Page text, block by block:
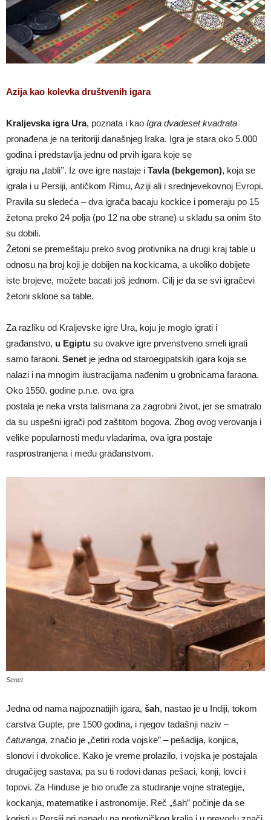
Azija kao kolevka društvenih igara
Kraljevska igra Ura, poznata i kao Igra dvadeset kvadrata
pronađena je na teritoriji današnjeg Iraka. Igra je stara oko 5.000
godina i predstavlja jednu od prvih igara koje se
igraju na „tabli’’. Iz ove igre nastaje i Tavla (bekgemon), koja se
igrala i u Persiji, antičkom Rimu, Aziji ali i srednjevekovnoj Evropi.
Pravila su sledeća – dva igrača bacaju kockice i pomeraju po 15
že­tona preko 24 polja (po 12 na obe strane) u skladu sa onim što
su dobili.
Žetoni se premeštaju preko svog protivnika na drugi kraj table u
odnosu na broj koji je dobijen na kockicama, a ukoliko dobijete
iste brojeve, možete bacati još jednom. Cilj je da se svi igračevi
žetoni sklone sa table.
Za razliku od Kraljevske igre Ura, koju je moglo igrati i
građanstvo, u Egiptu su ovakve igre prvenstveno sme­li igrati
samo faraoni. Senet je jedna od staroegipatskih igara koja se
nalazi i na mnogim ilustracijama nađenim u grobnicama faraona.
Oko 1550. godine p.n.e. ova igra
postala je neka vrsta talismana za zagrobni život, jer se smatralo
da su uspešni igrači pod zaštitom bogova. Zbog ovog verovanja i
velike popularnosti među vladarima, ova igra postaje
rasprostranjena i među građanstvom.
Senet
Jedna od nama najpoznatijih igara, šah, nastao je u Indiji, tokom
carstva Gupte, pre 1500 godina, i njegov tadašnji naziv –
čaturanga, značio je „četiri roda vojske” – pešadija, konjica,
slonovi i dvokolice. Kako je vreme prolazilo, i vojska je postajala
drugačijeg sastava, pa su ti rodovi danas pešaci, konji, lovci i
topovi. Za Hinduse je bio oruđe za studiranje vojne strategije,
kockanja, mate­matike i astronomije. Reč „šah” počinje da se